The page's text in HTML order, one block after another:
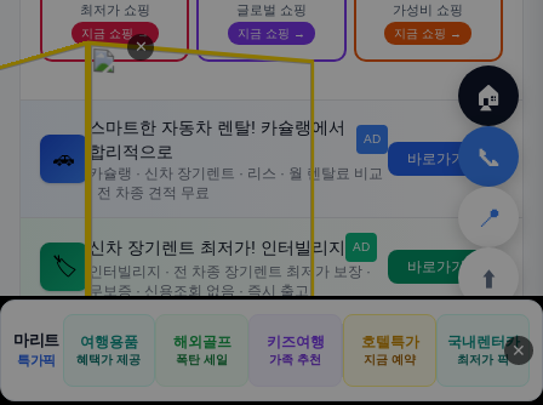
최저가 쇼핑
지금 쇼핑 →
글로벌 쇼핑
지금 쇼핑 →
가성비 쇼핑
지금 쇼핑 →
🚗
스마트한 자동차 렌탈! 카슐랭에서
합리적으로
AD
카슐랭 · 신차 장기렌트 · 리스 · 월 렌탈료 비교
· 전 차종 견적 무료
바로가기 →
🏷️
신차 장기렌트 최저가! 인터빌리지 AD
인터빌리지 · 전 차종 장기렌트 최저가 보장 ·
무보증 · 신용조회 없음 · 즉시 출고
바로가기 →
🛞
부담 없이 타이어 교체! 넥센타이어
렌탈 서비스
AD
넥센타이어 · 월 렌탈로 부담 없는 타이어 교체
🏠
💬
커뮤
✈️
🍽️
🛒
쿠팡
🎁
테무
🏠
📞
📍
⬆️
🏠 📝
견적
🚐
기사등록
🛒
아마존
✕
마리트
특가픽
여행용품
혜택가 제공
해외골프
폭탄 세일
키즈여행
가족 추천
호텔특가
지금 예약
국내렌터카
최저가 픽 ✕